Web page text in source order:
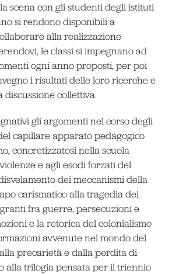
scena con gli studenti degli istituti
si rendono disponibili a
alla realizzazione
le classi si impegnano ad
ogni anno proposti, per poi
i risultati delle loro ricerche e
collettiva.
gli argomenti nel corso degli
capillare apparato pedagogico
concretizzatosi nella scuola
e agli esodi forzati del
dei meccanismi della
carismatico alla tragedia dei
fra guerre, persecuzioni e
e la retorica del colonialismo
avvenute nel mondo del
precarietà e dalla perdita di
alla trilogia pensata per il triennio